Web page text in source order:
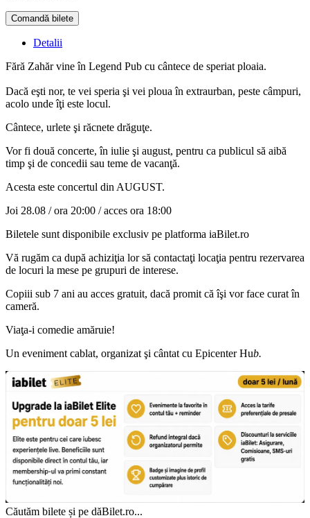
Comandă bilete
Detalii
Fără Zahăr vine în Legend Pub cu cântece de speriat ploaia.
Dacă eşti nor, te vei speria şi vei ploua în extraurban, peste câmpuri,
acolo unde îţi este locul.
Cântece, urlete şi răcnete drăguţe.
Vor fi două concerte, în iulie şi august, pentru ca publicul să aibă
timp şi de concedii sau teme de vacanţă.
Acesta este concertul din AUGUST.
Joi 28.08 / ora 20:00 / acces ora 18:00
Biletele sunt disponibile exclusiv pe platforma iaBilet.ro
Vă rugăm ca după achiziţia lor să contactaţi locaţia pentru rezervarea
de locuri la mese pe grupuri de interese.
Copiii sub 7 ani au acces gratuit, dacă promit că îşi vor face curat în
cameră.
Viaţa-i comedie amăruie!
Un eveniment cablat, organizat şi cântat cu Epicenter Hub.
Căutăm bilete și pe dăBilet.ro...